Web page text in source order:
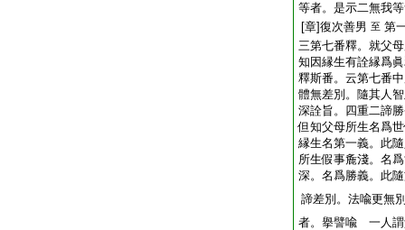
等者。是示二無我
[章]復次善男 至 第
三第七番釋。就父
知因縁生有詮縁爲
釋斯番。云第七番
體無差別。隨其人
深詮旨。四重二諦
但知父母所生名爲
縁生名第一義。此
所生假事麁淺。名
深。名爲勝義。此
諦差別。法喩更無
者。擧譬喩 一人謂